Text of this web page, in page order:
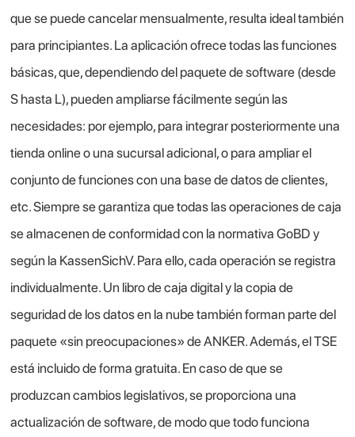
que se puede cancelar mensualmente, resulta ideal también
para principiantes. La aplicación ofrece todas las funciones
básicas, que, dependiendo del paquete de software (desde
S hasta L), pueden ampliarse fácilmente según las
necesidades: por ejemplo, para integrar posteriormente una
tienda online o una sucursal adicional, o para ampliar el
conjunto de funciones con una base de datos de clientes,
etc. Siempre se garantiza que todas las operaciones de caja
se almacenen de conformidad con la normativa GoBD y
según la KassenSichV. Para ello, cada operación se registra
individualmente. Un libro de caja digital y la copia de
seguridad de los datos en la nube también forman parte del
paquete «sin preocupaciones» de ANKER. Además, el TSE
está incluido de forma gratuita. En caso de que se
produzcan cambios legislativos, se proporciona una
actualización de software, de modo que todo funciona